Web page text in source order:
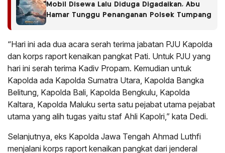
Mobil Disewa Lalu Diduga Digadaikan, Abu
Hamar Tunggu Penanganan Polsek Tumpang
“Hari ini ada dua acara serah terima jabatan PJU Kapolda
dan korps raport kenaikan pangkat Pati. Untuk PJU yang
hari ini serah terima Kadiv Propam. Kemudian untuk
Kapolda ada Kapolda Sumatra Utara, Kapolda Bangka
Belitung, Kapolda Bali, Kapolda Bengkulu, Kapolda
Kaltara, Kapolda Maluku serta satu pejabat utama pejabat
utama yang alih tugas yaitu staf Ahli Kapolri,” kata Dedi.
Selanjutnya, eks Kapolda Jawa Tengah Ahmad Luthfi
menjalani korps raport kenaikan pangkat dari jenderal